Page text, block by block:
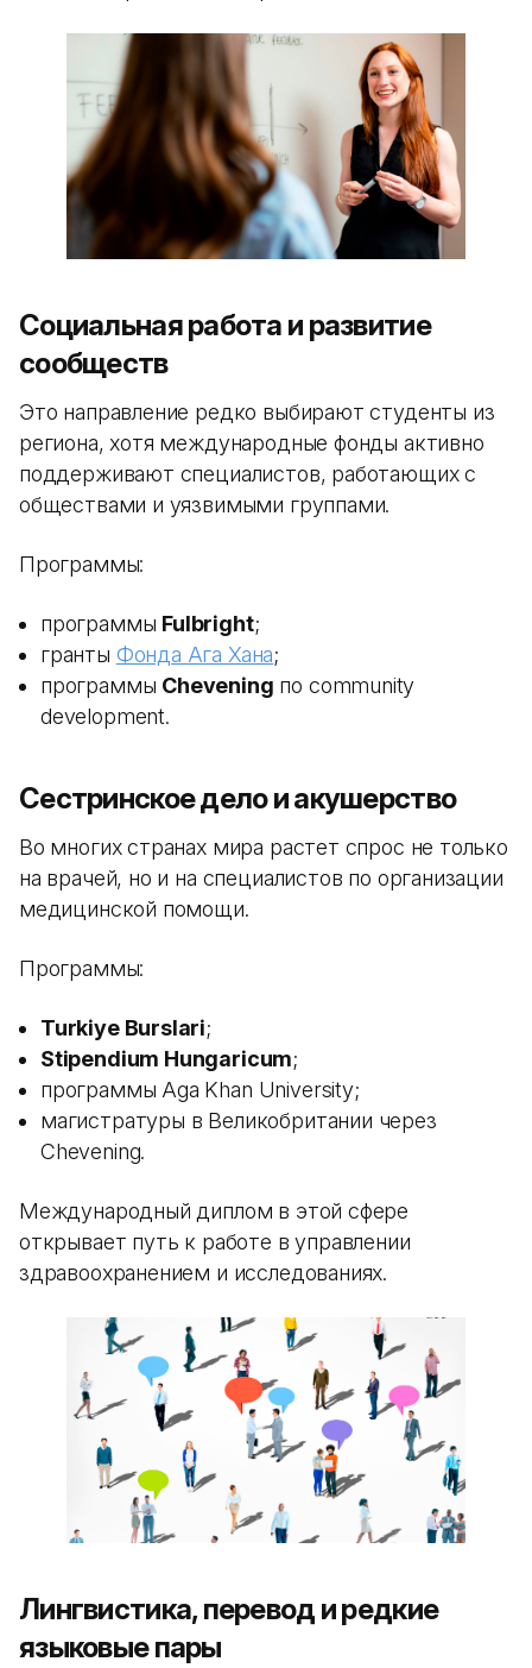
Социальная работа и развитие
сообществ
Это направление редко выбирают студенты из
региона, хотя международные фонды активно
поддерживают специалистов, работающих с
обществами и уязвимыми группами.
Программы:
программы Fulbright;
гранты Фонда Ага Хана;
программы Chevening по community
development.
Сестринское дело и акушерство
Во многих странах мира растет спрос не только
на врачей, но и на специалистов по организации
медицинской помощи.
Программы:
Turkiye Burslari;
Stipendium Hungaricum;
программы Aga Khan University;
магистратуры в Великобритании через
Chevening.
Международный диплом в этой сфере
открывает путь к работе в управлении
здравоохранением и исследованиях.
Лингвистика, перевод и редкие
языковые пары